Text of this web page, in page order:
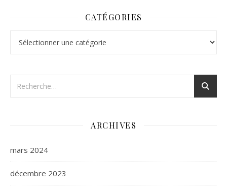
CATÉGORIES
ARCHIVES
mars 2024
décembre 2023